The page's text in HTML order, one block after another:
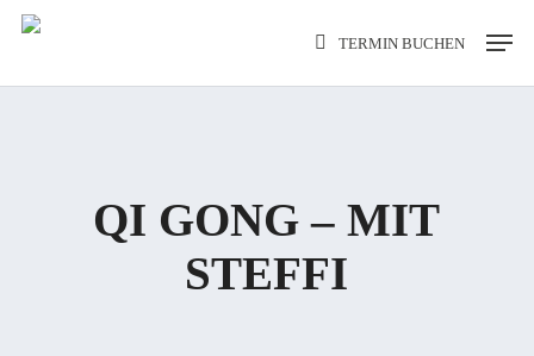
Skip
TERMIN BUCHEN
Menu
QI GONG – MIT
STEFFI